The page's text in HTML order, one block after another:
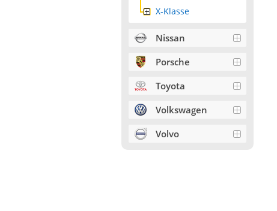
X-Klasse
Nissan
Porsche
Toyota
Volkswagen
Volvo